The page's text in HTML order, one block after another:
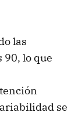
las
90, lo que
se